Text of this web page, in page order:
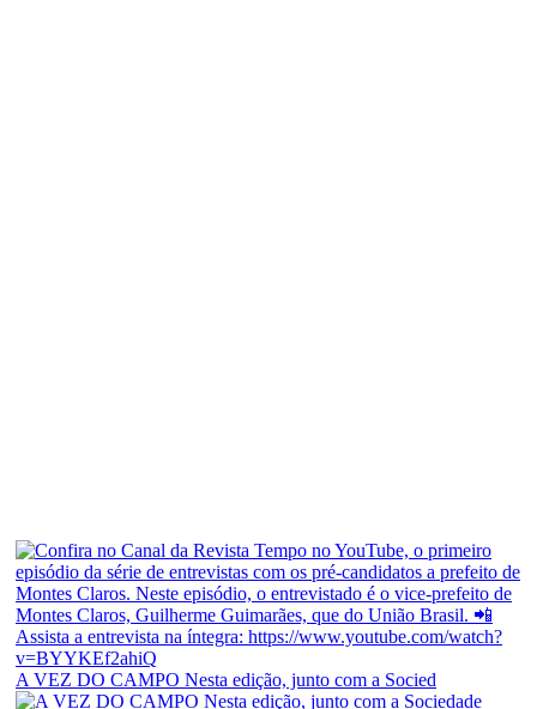
A VEZ DO CAMPO Nesta edição, junto com a Socied